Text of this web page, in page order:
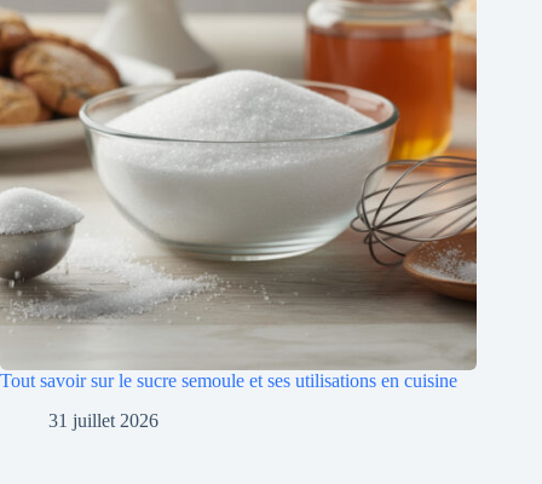
Tout savoir sur le sucre semoule et ses utilisations en cuisine
31 juillet 2026